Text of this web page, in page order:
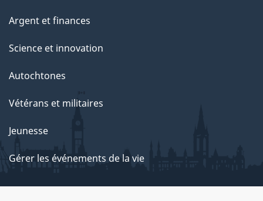
Argent et finances
Science et innovation
Autochtones
Vétérans et militaires
Jeunesse
Gérer les événements de la vie